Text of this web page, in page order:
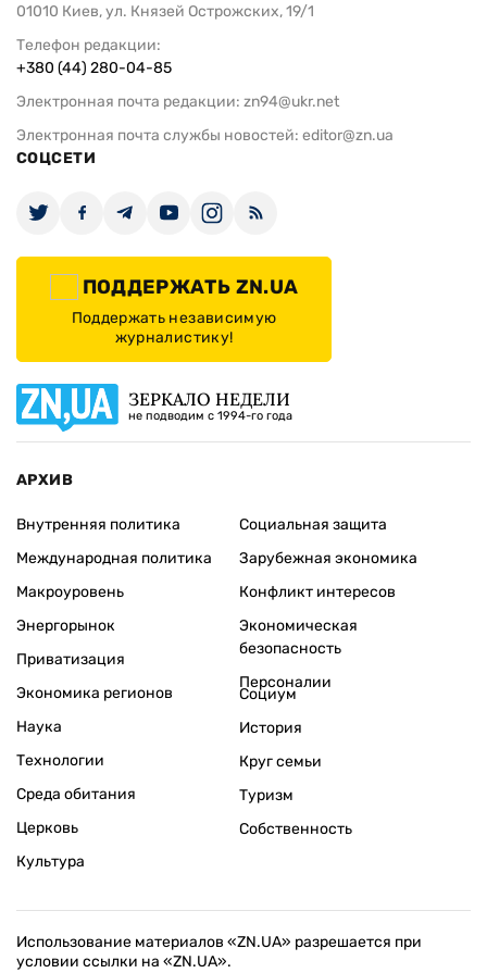
01010 Киев, ул. Князей Острожских, 19/1
Телефон редакции:
+380 (44) 280-04-85
Электронная почта редакции: zn94@ukr.net
Электронная почта службы новостей: editor@zn.ua
СОЦСЕТИ
ПОДДЕРЖАТЬ ZN.UA
Поддержать независимую
журналистику!
ЗЕРКАЛО НЕДЕЛИ
не подводим с 1994-го года
АРХИВ
Внутренняя политика
Международная политика
Макроуровень
Энергорынок
Приватизация
Экономика регионов
Социальная защита
Зарубежная экономика
Конфликт интересов
Экономическая
безопасность
Персоналии
Наука
Технологии
Среда обитания
Церковь
Культура
Социум
История
Круг семьи
Туризм
Собственность
Использование материалов «ZN.UA» разрешается при
условии ссылки на «ZN.UA».